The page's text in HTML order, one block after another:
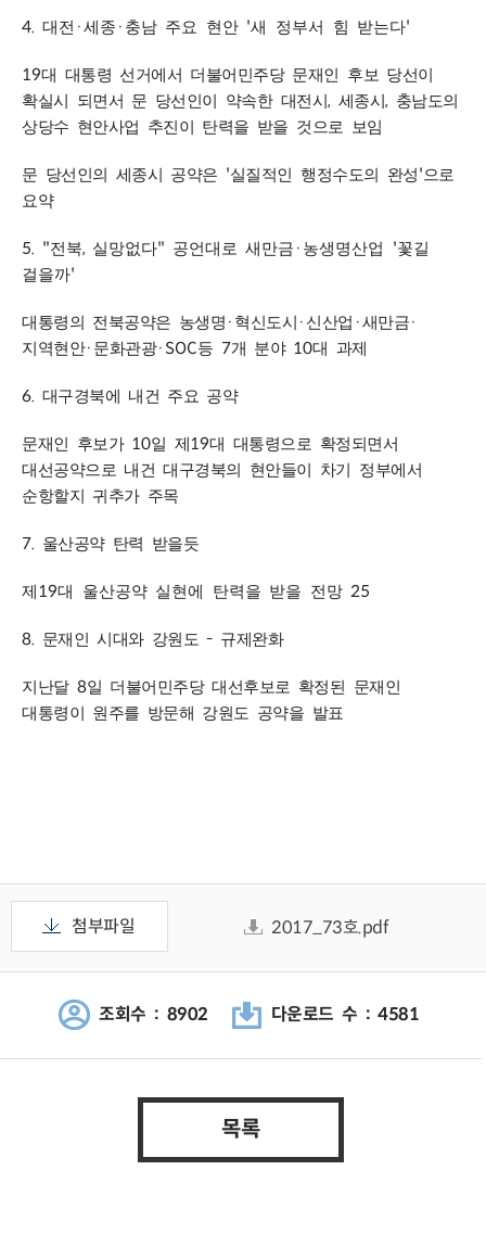
4. 대전 ·세종 · 충남 주요 현안 '새 정부서 힘 받는다'
19대 대통령 선거에서 더불어민주당 문재인 후보 당선이
확실시 되면서 문 당선인이 약속한 대전시 , 세종시, 충남도의
상당수 현안사업 추진이 탄력을 받을 것으로 보임
문 당선인의 세종시 공약은 '실질적인 행정수도의 완성'으로
요약
5. "전북, 실망없다" 공언대로 새만금 · 농생명산업 '꽃길
걸을까'
대통령의 전북공약은 농생명 · 혁신도시 · 신산업 ·새만금·
지역현안· 문화관광·SOC등 7개 분야 10대 과제
6. 대구경북에 내건 주요 공약
문재인 후보가 10일 제 19대 대통령으로 확정되면서
대선공약으로 내건 대구경북의 현안들이 차기 정부에서
순항할지 귀추가 주목
7. 울산공약 탄력 받을듯
제 19대 울산공약 실현에 탄력을 받을 전망 25
8. 문재인 시대와 강원도- 규제완화
지난달 8일 더불어민주당 대선후보로 확정된 문재인
대통령이 원주를 방문해 강원도 공약을 발표
첨부파일 2017_73호.pdf
조회수 : 8902 다운로드 수 : 4581
목록